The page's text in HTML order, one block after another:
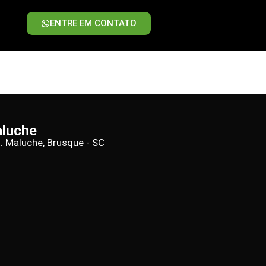
ENTRE EM CONTATO
Brusque - SC